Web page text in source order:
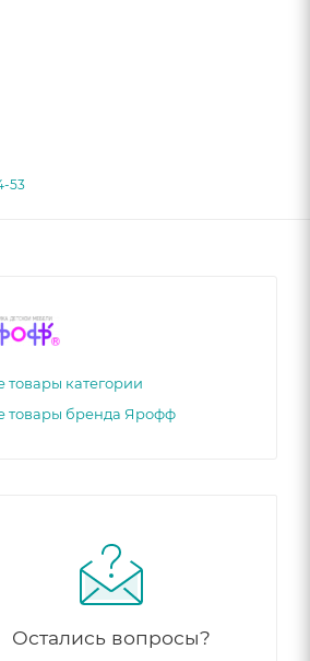
53
товары категории
товары бренда Ярофф
Остались вопросы?